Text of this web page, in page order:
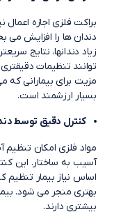
براکت فلزی اجازه
دندان ها را افزایش می
زیاد دندانها، نتایج
توانند تنظیمات
مزیت برای بیمارانی که
بسیار ارزشمند است.
کنترل دقیق توسط
مواد فلزی امکان تنظیم
آسیب به ساختار. این
اساس نیاز بیمار تنظیم
بهتری منجر می شود.
بیشتری دارند.